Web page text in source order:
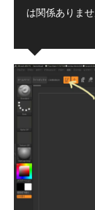
は関係ありま